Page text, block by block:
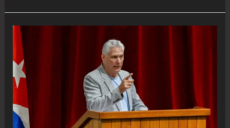
descarta
una
negociación
con
María
Corina
Machado